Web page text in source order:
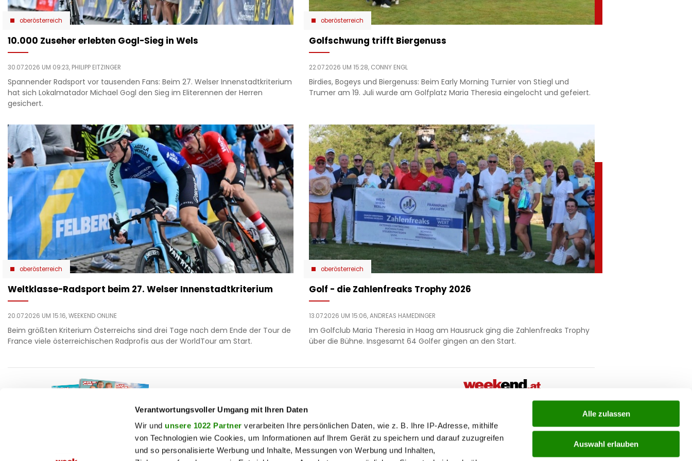
Verantwortungsvoller Umgang mit Ihren Daten
Wir und unsere 1022 Partner verarbeiten Ihre persönlichen Daten, wie z. B. Ihre IP-Adresse, mithilfe
von Technologien wie Cookies, um Informationen auf Ihrem Gerät zu speichern und darauf zuzugreifen
und so personalisierte Werbung und Inhalte, Messungen von Werbung und Inhalten,
Alle zulassen
Auswahl erlauben
oberösterreich
10.000 Zuseher erlebten Gogl-Sieg in Wels
30.07.2026 UM 09:23, PHILIPP EITZINGER
Spannender Radsport vor tausenden Fans: Beim 27. Welser Innenstadtkriterium
hat sich Lokalmatador Michael Gogl den Sieg im Eliterennen der Herren
gesichert.
oberösterreich
Golfschwung trifft Biergenuss
22.07.2026 UM 15:28, CONNY ENGL
Birdies, Bogeys und Biergenuss: Beim Early Morning Turnier von Stiegl und
Trumer am 19. Juli wurde am Golfplatz Maria Theresia eingelocht und gefeiert.
oberösterreich
Weltklasse-Radsport beim 27. Welser Innenstadtkriterium
20.07.2026 UM 15:16,WEEKEND ONLINE
Beim größten Kriterium Österreichs sind drei Tage nach dem Ende der Tour de
France viele österreichischen Radprofis aus der WorldTour am Start.
oberösterreich
Golf - die Zahlenfreaks Trophy 2026
13.07.2026 UM 15:06,ANDREAS HAMEDINGER
Im Golfclub Maria Theresia in Haag am Hausruck ging die Zahlenfreaks Trophy
über die Bühne. Insgesamt 64 Golfer gingen an den Start.
Footer
Top
beauty
chronik
fashion
fitness
politik
reise
society
sport
Social